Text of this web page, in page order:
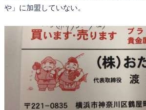
や」に加盟していない。